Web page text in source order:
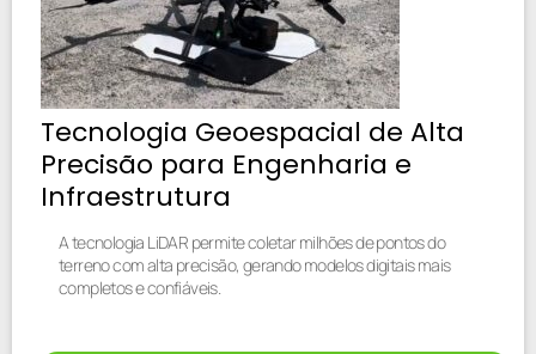
Tecnologia Geoespacial de Alta
Precisão para Engenharia e
Infraestrutura
A tecnologia LiDAR permite coletar milhões de pontos do
terreno com alta precisão, gerando modelos digitais mais
completos e confiáveis.